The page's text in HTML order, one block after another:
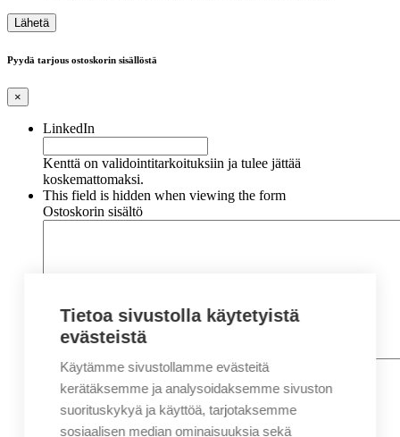
Pyydä tarjous ostoskorin sisällöstä
×
LinkedIn
Kenttä on validointitarkoituksiin ja tulee jättää
koskemattomaksi.
This field is hidden when viewing the form
Ostoskorin sisältö
Nimi*
Etunimi
Sukunimi
Tietoa sivustolla käytetyistä
evästeistä
Käytämme sivustollamme evästeitä
kerätäksemme ja analysoidaksemme sivuston
suorituskykyä ja käyttöä, tarjotaksemme
sosiaalisen median ominaisuuksia sekä